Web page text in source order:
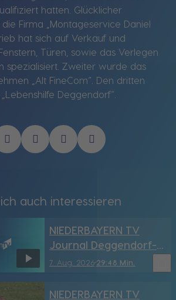
hatten. Glücklicher
Firma „Montageservice Daniel
hat sich auf Verkauf und
Türen, sowie das Verlegen
spezialisiert. Zweiter wurde das
„Alt FineCom“. Den dritten
Deggendorf“.
auch interessieren
7. Aug. 202629:48 Min.
NIEDERBAYERN TV
Journal Deggendorf-
Straubing vom
NIEDERBAYERN TV